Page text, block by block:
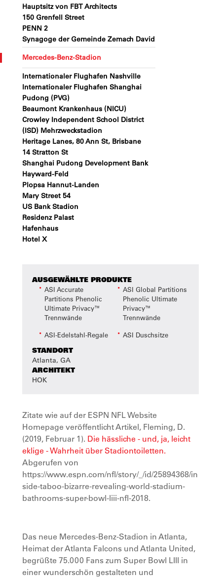
Hauptsitz von FBT Architects
150 Grenfell Street
PENN 2
Synagoge der Gemeinde Zemach David
Mercedes-Benz-Stadion
Internationaler Flughafen Nashville
Internationaler Flughafen Shanghai
Pudong (PVG)
Beaumont Krankenhaus (NICU)
Crowley Independent School District
(ISD) Mehrzweckstadion
Heritage Lanes, 80 Ann St, Brisbane
14 Stratton St
Shanghai Pudong Development Bank
Hayward-Feld
Plopsa Hannut-Landen
Mary Street 54
US Bank Stadion
Residenz Palast
Hafenhaus
Hotel X
AUSGEWÄHLTE PRODUKTE
ASI Accurate
Partitions Phenolic
Ultimate Privacy™
Trennwände
ASI Global Partitions
Phenolic Ultimate
Privacy™
Trennwände
ASI-Edelstahl-Regale ASI Duschsitze
STANDORT
Atlanta, GA
ARCHITEKT
HOK
Zitate wie auf der ESPN NFL Website
Homepage veröffentlicht Artikel, Fleming, D.
(2019, Februar 1). Die hässliche - und, ja, leicht
eklige - Wahrheit über Stadiontoiletten.
Abgerufen von
https://www.espn.com/nfl/story/_/id/25894368/in
side-taboo-bizarre-revealing-world-stadium-
bathrooms-super-bowl-liii-nfl-2018.
Das neue Mercedes-Benz-Stadion in Atlanta,
Heimat der Atlanta Falcons und Atlanta United,
begrüßte 75.000 Fans zum Super Bowl LIII in
einer wunderschön gestalteten und